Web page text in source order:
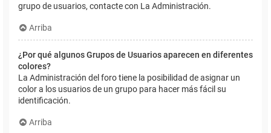
grupo de usuarios, contacte con La Administración.
Arriba
¿Por qué algunos Grupos de Usuarios aparecen en diferentes
colores?
La Administración del foro tiene la posibilidad de asignar un
color a los usuarios de un grupo para hacer más fácil su
identificación.
Arriba